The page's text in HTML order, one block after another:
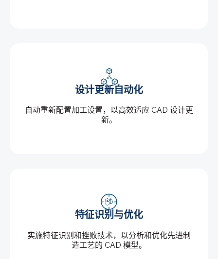
设计更新自动化
自动重新配置加工设置，以高效适应 CAD 设计更
新。
特征识别与优化
实施特征识别和挫败技术，以分析和优化先进制
造工艺的 CAD 模型。